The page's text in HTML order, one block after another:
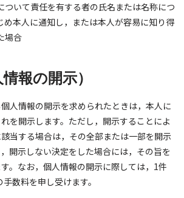
ついて責任を有する者の氏名または名称につ
め本人に通知し，または本人が容易に知り得
場合
報の開示）
人情報の開示を求められたときは，本人に
を開示します。ただし，開示することによ
当する場合は，その全部または一部を開示
開示しない決定をした場合には，その旨を
。なお，個人情報の開示に際しては，1件
数料を申し受けます。